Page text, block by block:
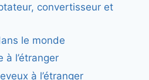
convertisseur et
le monde
à l’étranger
à l’étranger